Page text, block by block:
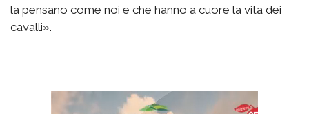
la pensano come noi e che hanno a cuore la vita dei
cavalli».